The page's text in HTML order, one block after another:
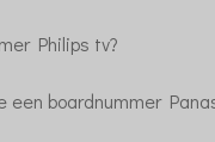
Philips tv?
een boardnummer